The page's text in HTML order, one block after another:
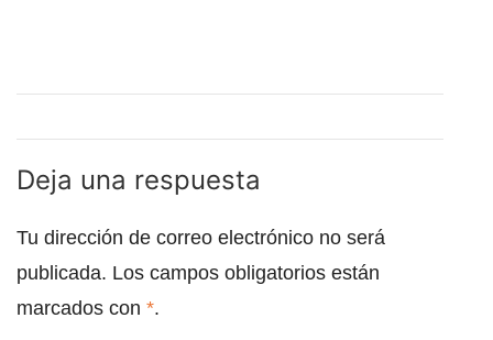
Deja una respuesta
Tu dirección de correo electrónico no será
publicada. Los campos obligatorios están
marcados con *.